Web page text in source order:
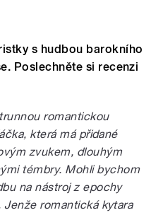
s hudbou barokního
Poslechněte si recenzi
romantickou
která má přidané
zvukem, dlouhým
témbry. Mohli bychom
na nástroj z epochy
romantická kytara